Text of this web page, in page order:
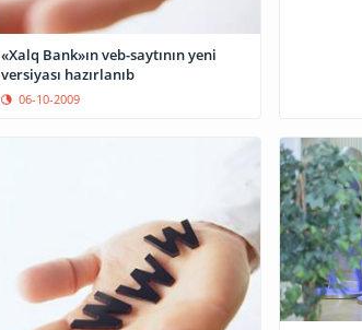
«Xalq Bank»ın veb-saytının yeni
versiyası hazırlanıb
06-10-2009